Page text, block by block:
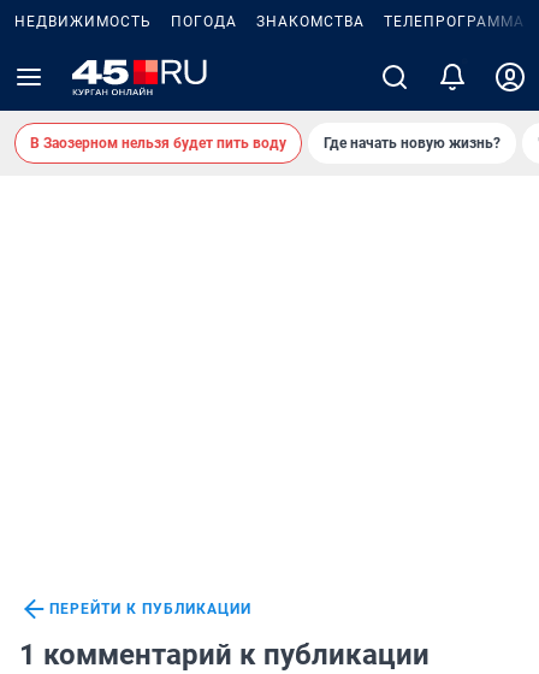
НЕДВИЖИМОСТЬ ПОГОДА ЗНАКОМСТВА ТЕЛЕПРОГРАММА
В Заозерном нельзя будет пить воду Где начать новую жизнь?
ПЕРЕЙТИ К ПУБЛИКАЦИИ
1 комментарий к публикации